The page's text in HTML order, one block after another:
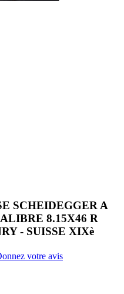
SCHEIDEGGER A
8.15X46 R
- SUISSE XIXè
votre avis